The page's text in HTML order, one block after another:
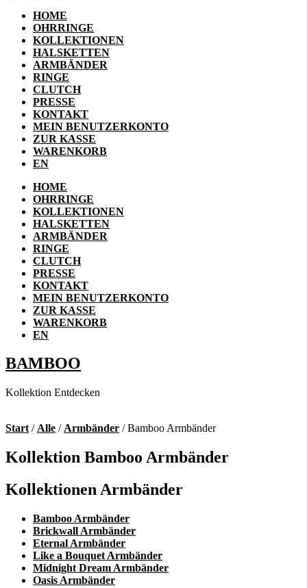
HOME
OHRRINGE
KOLLEKTIONEN
HALSKETTEN
ARMBÄNDER
RINGE
CLUTCH
PRESSE
KONTAKT
MEIN BENUTZERKONTO
ZUR KASSE
WARENKORB
EN
HOME
OHRRINGE
KOLLEKTIONEN
HALSKETTEN
ARMBÄNDER
RINGE
CLUTCH
PRESSE
KONTAKT
MEIN BENUTZERKONTO
ZUR KASSE
WARENKORB
EN
BAMBOO
Kollektion Entdecken
Start / Alle / Armbänder / Bamboo Armbänder
Kollektion Bamboo Armbänder
Kollektionen Armbänder
Bamboo Armbänder
Brickwall Armbänder
Eternal Armbänder
Like a Bouquet Armbänder
Midnight Dream Armbänder
Oasis Armbänder